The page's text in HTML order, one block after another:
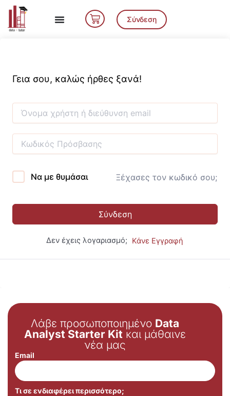
Μετάβαση
περιεχόμενο
Cart Σύνδεση
Γεια σου, καλώς ήρθες ξανά!
Να με θυμάσαι Ξέχασες τον κωδικό σου;
Σύνδεση
Δεν έχεις λογαριασμό; Κάνε Εγγραφή
Λάβε προσωποποιημένο Data
Analyst Starter Kit και μάθαινε
νέα μας
Email
Τι σε ενδιαφέρει περισσότερο;